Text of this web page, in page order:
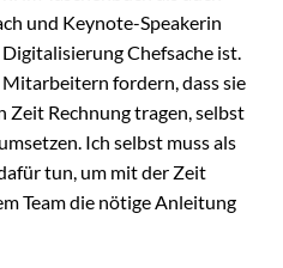
und Keynote-Speakerin
Chefsache ist.
fordern, dass sie
Zeit Rechnung tragen, selbst
Ich selbst muss als
tun, um mit der Zeit
Team die nötige Anleitung